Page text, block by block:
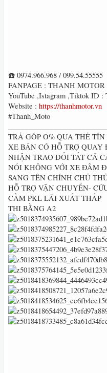
☎️ 0974.966.968 / 099.54.55555
FANPAGE : THANH MOTOR
YouTube ,Istagram ,Tiktok ID :
Website : https://thanhmotor.vn
#Thanh_Moto
TRẢ GÓP O% QUA THẺ
XE BÁN CÓ HỖ TRỢ QUAY
NHẬN TRAO ĐỔI TẤT CẢ
NÓI KHÔNG VỚI XE ĐÂM
SANG TÊN CHÍNH CHỦ
HỖ TRỢ VẬN CHUYỂN-
CẦM PKL LÃI XUẤT THẤP
THI BẰNG A2